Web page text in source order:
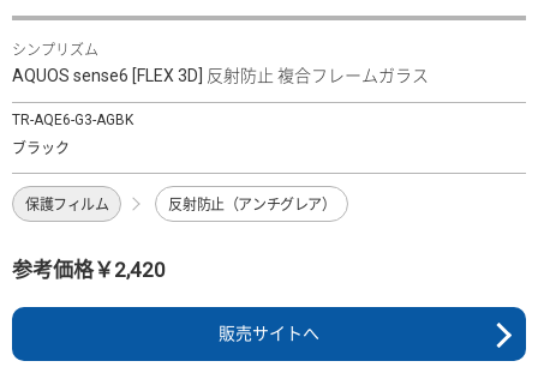
シンプリズム
AQUOS sense6 [FLEX 3D] 反射防止 複合フレームガラス
TR-AQE6-G3-AGBK
ブラック
保護フィルム 反射防止（アンチグレア）
参考価格￥2,420
販売サイトへ